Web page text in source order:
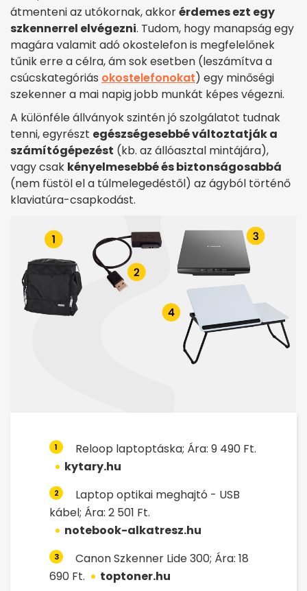
átmenteni az utókornak, akkorérdemes ezt egy
szkennerrel elvégezni. Tudom, hogy manapság egy
magára valamit adó okostelefon is megfelelőnek
tűnik erre a célra, ám sok esetben (leszámítva a
csúcskategóriás okostelefonokat) egy minőségi
szekenner a mai napig jobb munkát képes végezni.
A különféle állványok szintén jó szolgálatot tudnak
tenni, egyrészt egészségesebbé változtatják a
számítógépezést (kb. az állóasztal mintájára),
vagy csak kényelmesebbé és biztonságosabbá
(nem füstöl el a túlmelegedéstől) az ágyból történő
klaviatúra-csapkodást.
1
Reloop laptoptáska; Ára: 9 490 Ft.
kytary.hu
2
Laptop optikai meghajtó - USB
kábel; Ára: 2 501 Ft.
notebook-alkatresz.hu
3
Canon Szkenner Lide 300; Ára: 18
690 Ft.
toptoner.hu